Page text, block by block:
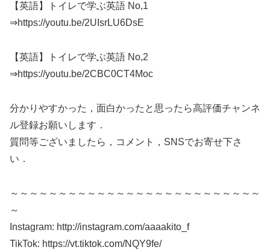
【英語】トイレで学ぶ英語 No,1
⇒https://youtu.be/2UIsrLU6DsE
【英語】トイレで学ぶ英語 No,2
⇒https://youtu.be/2CBC0CT4Moc
分かりやすかった，面白かったと思ったら高評価チャンネ
ル登録お願いします．
質問等ございましたら，コメント，SNSでお寄せ下さ
い．
～～～～～～～～～～～～～～～～～～～～～～～～～～
～
Instagram: http://instagram.com/aaaakito_f
TikTok: https://vt.tiktok.com/NQY9fe/